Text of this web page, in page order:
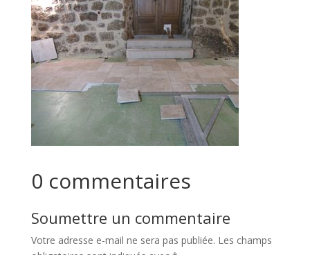
0 commentaires
Soumettre un commentaire
Votre adresse e-mail ne sera pas publiée. Les champs